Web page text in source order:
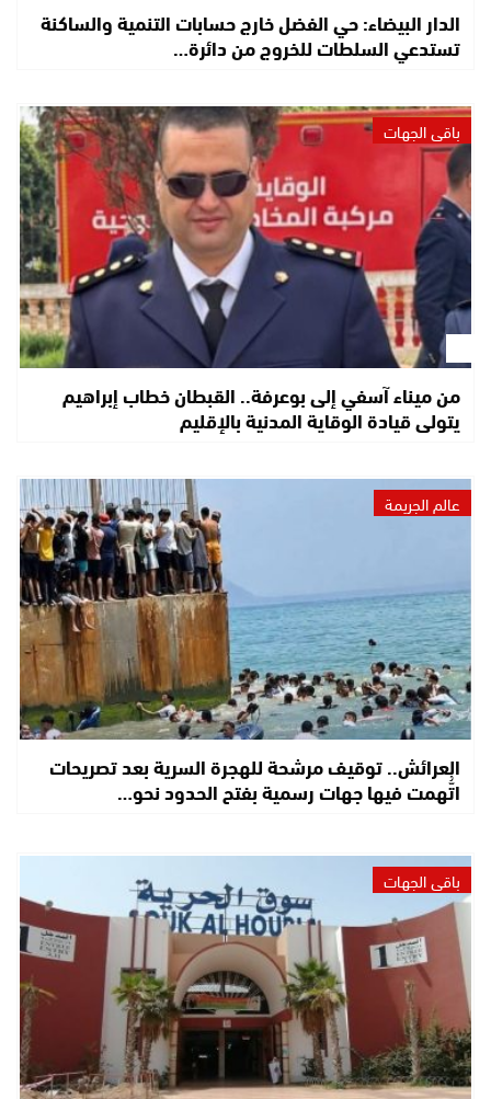
الدار البيضاء: حي الفضل خارج حسابات التنمية والساكنة
تستدعي السلطات للخروج من دائرة…
باقي الجهات
من ميناء آسفي إلى بوعرفة.. القبطان خطاب إبراهيم
يتولى قيادة الوقاية المدنية بالإقليم
عالم الجريمة
العرائش.. توقيف مرشحة للهجرة السرية بعد تصريحات
اتُّهمت فيها جهات رسمية بفتح الحدود نحو…
باقي الجهات